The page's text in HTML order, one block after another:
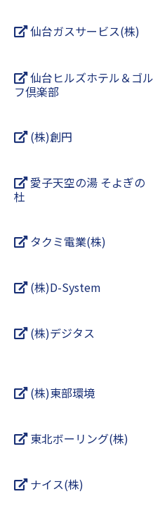
仙台ガスサービス(株)
仙台ヒルズホテル＆ゴル
フ倶楽部
(株)創円
愛子天空の湯 そよぎの
杜
タクミ電業(株)
(株)D-System
(株)デジタス
(株)東部環境
東北ボーリング(株)
ナイス(株)